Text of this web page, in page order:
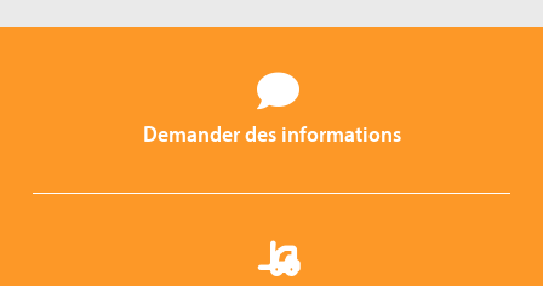
Demander des informations